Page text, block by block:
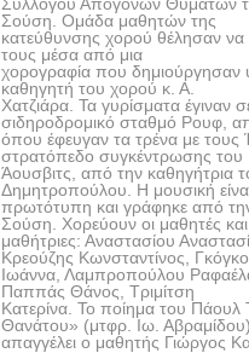
Σούση. Ομάδα μαθητών της
κατεύθυνσης χορού θέλησαν
τους μέσα από μια
χορογραφία που
καθηγητή του χορού κ. Α.
Χατζιάρα. Τα γυρίσματα έγιναν
σιδηροδρομικό σταθμό Ρουφ,
όπου έφευγαν τα τρένα με τους
στρατόπεδο συγκέντρωσης του
Άουσβιτς, από την καθηγήτρια
Δημητροπούλου. Η μουσική
πρωτότυπη και γράφηκε από
Σούση. Χορεύουν οι μαθητές και
μαθήτριες: Αναστασίου
Κρεούζης Κωνσταντίνος,
Ιωάννα, Λαμπροπούλου
Παππάς Θάνος, Τριμίτση
Κατερίνα. Το ποίημα του
Θανάτου» (μτφρ. Ιω.
απαγγέλει ο μαθητής Γιώργος